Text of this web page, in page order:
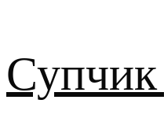
к
содержимому